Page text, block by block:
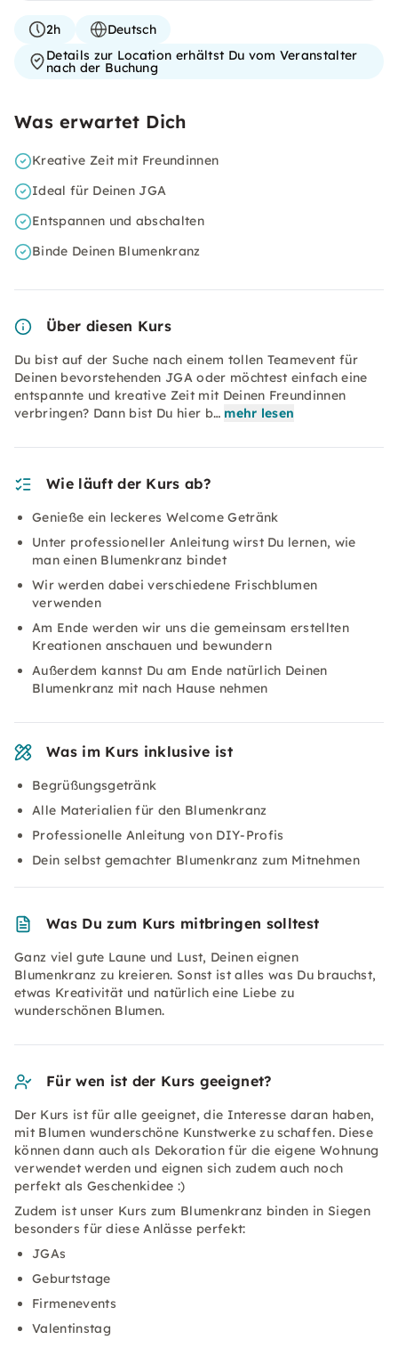
2h
Deutsch
Details zur Location erhältst Du vom Veranstalter
nach der Buchung
Was erwartet Dich
Kreative Zeit mit Freundinnen
Ideal für Deinen JGA
Entspannen und abschalten
Binde Deinen Blumenkranz
Über diesen Kurs
Du bist auf der Suche nach einem tollen Teamevent für
Deinen bevorstehenden JGA oder möchtest einfach eine
entspannte und kreative Zeit mit Deinen Freundinnen
verbringen? Dann bist Du hier b… mehr lesen
Wie läuft der Kurs ab?
Genieße ein leckeres Welcome Getränk
Unter professioneller Anleitung wirst Du lernen, wie
man einen Blumenkranz bindet
Wir werden dabei verschiedene Frischblumen
verwenden
Am Ende werden wir uns die gemeinsam erstellten
Kreationen anschauen und bewundern
Außerdem kannst Du am Ende natürlich Deinen
Blumenkranz mit nach Hause nehmen
Was im Kurs inklusive ist
Begrüßungsgetränk
Alle Materialien für den Blumenkranz
Professionelle Anleitung von DIY-Profis
Dein selbst gemachter Blumenkranz zum Mitnehmen
Was Du zum Kurs mitbringen solltest
Ganz viel gute Laune und Lust, Deinen eignen
Blumenkranz zu kreieren. Sonst ist alles was Du brauchst,
etwas Kreativität und natürlich eine Liebe zu
wunderschönen Blumen.
Für wen ist der Kurs geeignet?
Der Kurs ist für alle geeignet, die Interesse daran haben,
mit Blumen wunderschöne Kunstwerke zu schaffen. Diese
können dann auch als Dekoration für die eigene Wohnung
verwendet werden und eignen sich zudem auch noch
perfekt als Geschenkidee :)
Zudem ist unser Kurs zum Blumenkranz binden in Siegen
besonders für diese Anlässe perfekt:
JGAs
Geburtstage
Firmenevents
Valentinstag